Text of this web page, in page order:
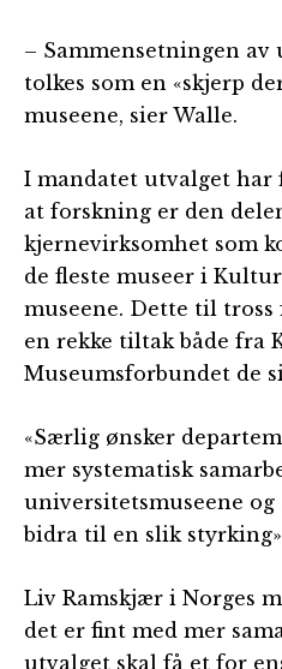
– Sammensetningen av
tolkes som en «skjerp
museene, sier Walle.
I mandatet utvalget har
at forskning er den
kjernevirksomhet som
de fleste museer i
museene. Dette til tross
en rekke tiltak både fra
Museumsforbundet de
«Særlig ønsker
mer systematisk
universitetsmuseene og
bidra til en slik
Liv Ramskjær i Norges
det er fint med mer
utvalget skal få et for